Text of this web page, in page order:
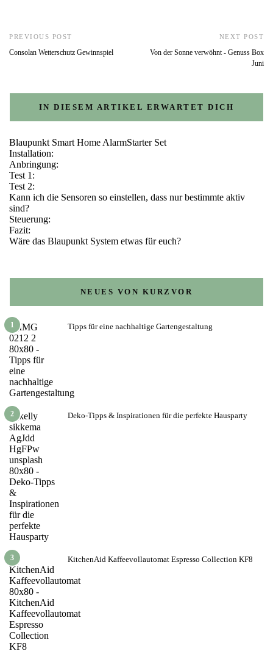
PREVIOUS POST
Consolan Wetterschutz Gewinnspiel
NEXT POST
Von der Sonne verwöhnt - Genuss Box
Juni
IN DIESEM ARTIKEL ERWARTET DICH
Blaupunkt Smart Home AlarmStarter Set
Installation:
Anbringung:
Test 1:
Test 2:
Kann ich die Sensoren so einstellen, dass nur bestimmte aktiv
sind?
Steuerung:
Fazit:
Wäre das Blaupunkt System etwas für euch?
NEUES VON KURZVOR
1 Tipps für eine nachhaltige Gartengestaltung
2 Deko-Tipps & Inspirationen für die perfekte Hausparty
3 KitchenAid Kaffeevollautomat Espresso Collection KF8